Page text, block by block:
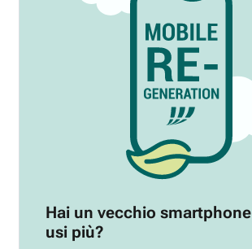
Hai un vecchio
usi più?